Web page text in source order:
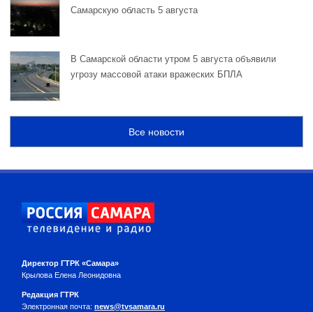
Самарскую область 5 августа
В Самарской области утром 5 августа объявили
угрозу массовой атаки вражеских БПЛА
Все новости
Директор ГТРК «Самара»
Крылова Елена Леонидовна
Редакция ГТРК
Электронная почта: news@tvsamara.ru